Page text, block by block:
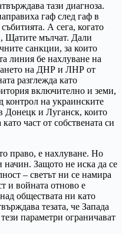
тази диагноза.
гаф след гаф в
А сега, когато
Щатите мълчат. Дали
санкции, за които
линия бе нахлуване на
на ДНР и ЛНР от
разглежда като
включително и земи,
контрол на украинските
Донецк и Луганск, които
част от собствената си
право, е нахлуване. Но
начин. Защото не иска да се
– светът ни се намира
и войната отново е
обществата ни като
тезата, че Запада
параметри ограничават